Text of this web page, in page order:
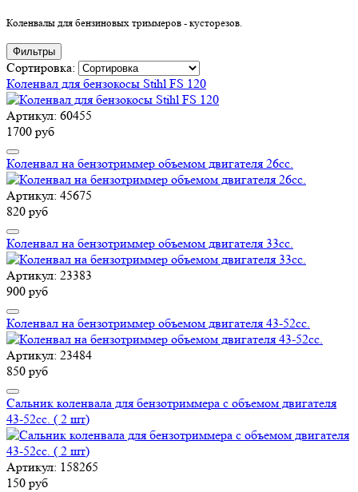
Коленвалы для бензиновых триммеров - кусторезов.
Фильтры
Сортировка:
Коленвал для бензокосы Stihl FS 120
Артикул: 60455
1700 руб
Коленвал на бензотриммер объемом двигателя 26cc.
Артикул: 45675
820 руб
Коленвал на бензотриммер объемом двигателя 33cc.
Артикул: 23383
900 руб
Коленвал на бензотриммер объемом двигателя 43-52cc.
Артикул: 23484
850 руб
Сальник коленвала для бензотриммера с объемом двигателя
43-52cc. ( 2 шт)
Артикул: 158265
150 руб